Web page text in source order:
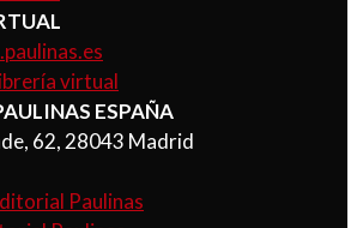
ESPAÑA
62, 28043 Madrid